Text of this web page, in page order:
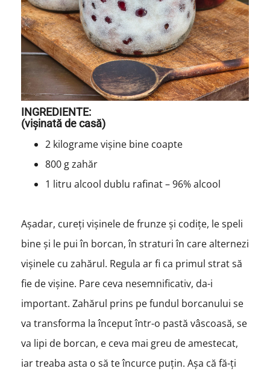
INGREDIENTE:
(vișinată de casă)
2 kilograme vișine bine coapte
800 g zahăr
1 litru alcool dublu rafinat – 96% alcool
Așadar, cureți vișinele de frunze și codițe, le speli
bine și le pui în borcan, în straturi în care alternezi
vișinele cu zahărul. Regula ar fi ca primul strat să
fie de vișine. Pare ceva nesemnificativ, da-i
important. Zahărul prins pe fundul borcanului se
va transforma la început într-o pastă vâscoasă, se
va lipi de borcan, e ceva mai greu de amestecat,
iar treaba asta o să te încurce puțin. Așa că fă-ți